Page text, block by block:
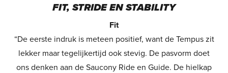
FIT, STRIDE EN STABILITY
Fit
“De eerste indruk is meteen positief, want de Tempus zit
lekker maar tegelijkertijd ook stevig. De pasvorm doet
ons denken aan de Saucony Ride en Guide. De hielkap